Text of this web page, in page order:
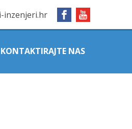
inzenjeri.hr
KONTAKTIRAJTE NAS